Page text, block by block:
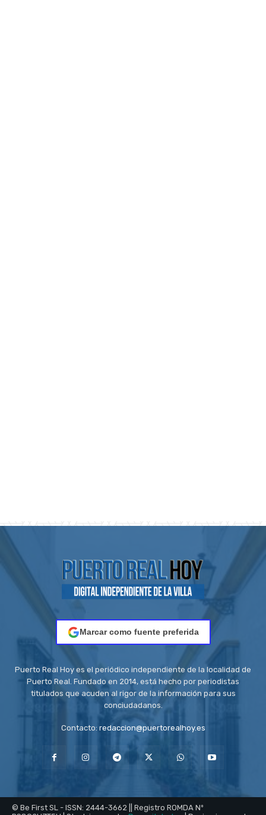
Marcar como fuente preferida
Puerto Real Hoy es el periódico independiente de la localidad de
Puerto Real. Fundado en 2014, está hecho por periodistas
titulados que acuden al rigor de la información para sus
conciudadanos.
Contacto: redaccion@puertorealhoy.es
© Be First SL - ISSN: 2444-3662 || Registro ROMDA Nº